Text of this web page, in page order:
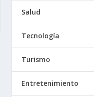
Salud
Tecnología
Turismo
Entretenimiento